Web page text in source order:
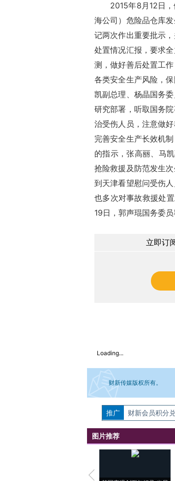
2015年8月12日，
海公司）危险品仓库
记两次作出重要批示
处置情况汇报，要求
测，做好善后处置工
各类安全生产风险，
凯副总理、杨晶国务
研究部署，听取国务
治受伤人员，注意做
完善安全生产长效机
的指示，张高丽、马
抢险救援及防范发生
到天津看望慰问受伤
也多次对事故救援处
19日，郭声琨国务委
立即订
Loading...
财新传媒版权所有。
如需刊登转载请点击右
推广 财新会员积分
图片推荐